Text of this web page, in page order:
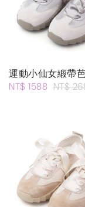
運動小仙女緞帶
NT$ 1588 NT$